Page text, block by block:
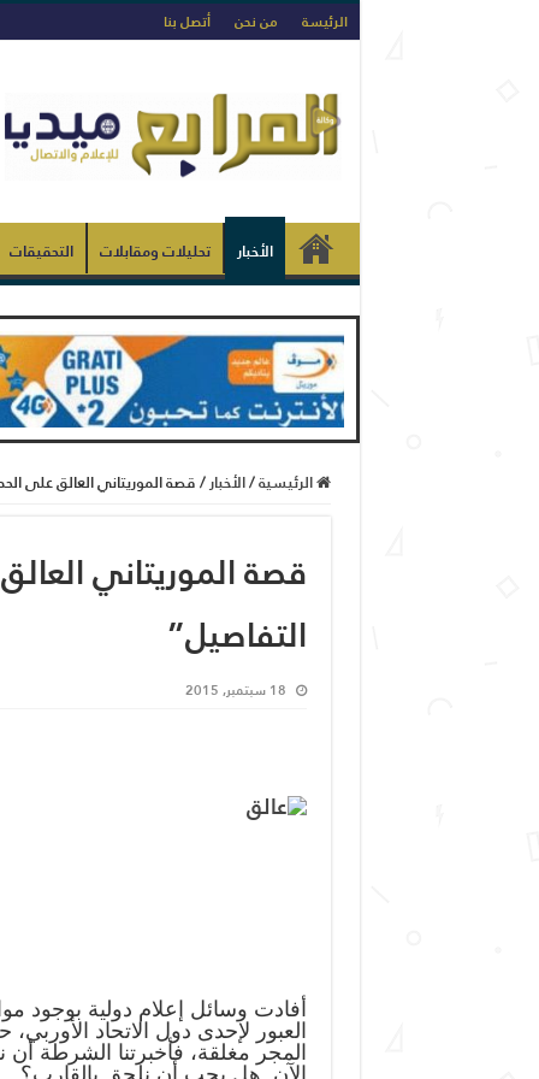
الرئيسة من نحن أتصل بنا
الأخبار تحليلات ومقابلات التحقيقات
الرئيسية/الأخبار/قصة الموريتاني العالق على
قصة الموريتاني
التفاصيل”
18 سبتمبر, 2015
أفادت وسائل إعلام دولية بوجود
العبور لإحدى دول الاتحاد
المجر مغلقة، فأخبرتنا الشرطة
الآن. هل يجب أن نلحق بالقارب؟